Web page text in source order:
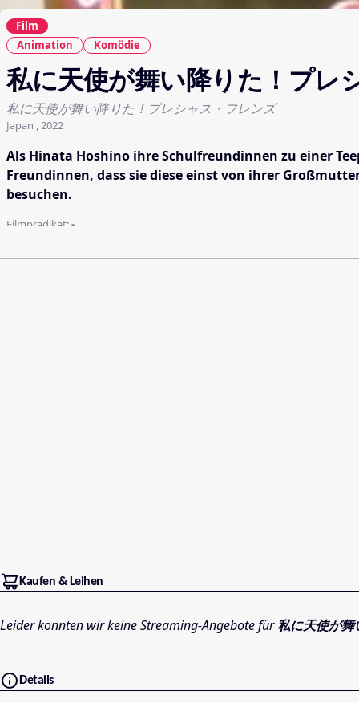
Film
Animation
Komödie
私に天使が舞い降りた！プレ
私に天使が舞い降りた！プレシャス・フレンズ
Japan , 2022
Als Hinata Hoshino ihre Schulfreundinnen zu einer
Freundinnen, dass sie diese einst von ihrer
besuchen.
Filmprädikat:-
Kaufen & Leihen
Leider konnten wir keine Streaming-Angebote für私に天使が舞
Details